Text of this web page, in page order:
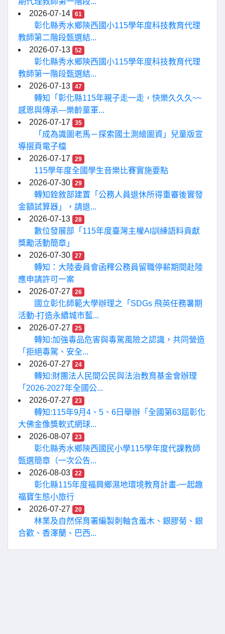
2026-07-14
61
彰化縣秀水鄉陝西國小115學年度科技教育代理
教師第二階段甄選結...
2026-07-13
52
彰化縣秀水鄉陝西國小115學年度科技教育代理
教師第一階段甄選結...
2026-07-13
47
轉知「彰化縣115年親子走一走，快樂久久久~~
感恩與傳承—樂齡童軍...
2026-07-17
35
「成為識圖老馬－探索國土測繪圖資」兒童版宣
導摺頁電子檔
2026-07-17
29
115學年度全國學生音樂比賽實施要點
2026-07-30
29
轉知銓敘部建置「公務人員退休所得重審後實發
金額試算器」，請退...
2026-07-13
28
數位發展部「115年度臺灣主權AI訓練語料貢獻
獎勵活動簡章」
2026-07-30
27
轉知：大陸委員會函釋公務員留職停薪期間赴陸
應申請許可一案
2026-07-27
26
國立彰化師範大學辦理之「SDGs 飛英任務暑期
活動-打造永續城市藍...
2026-07-27
25
轉知:加強毒品危害與毒駕風險之認識，共同營造
「拒絕毒駕、安全...
2026-07-27
24
轉知:財團法人民間公民與法治教育基金會辦理
「2026-2027年全國公...
2026-07-27
23
轉知:115年9月4、5、6日舉辦「全國第63屆彰化
大佛金像獎軟式網球...
2026-08-07
23
彰化縣秀水鄉陝西國民小學115學年度代課教師
甄選簡章（一次公告...
2026-08-03
22
彰化縣115年度福興鄉濕地環境教育計畫-一起趣
福寶生態小旅行
2026-07-27
20
林業及自然保育署編製刺軸含羞木、銀膠菊、銀
合歡、香澤蘭、巴西...